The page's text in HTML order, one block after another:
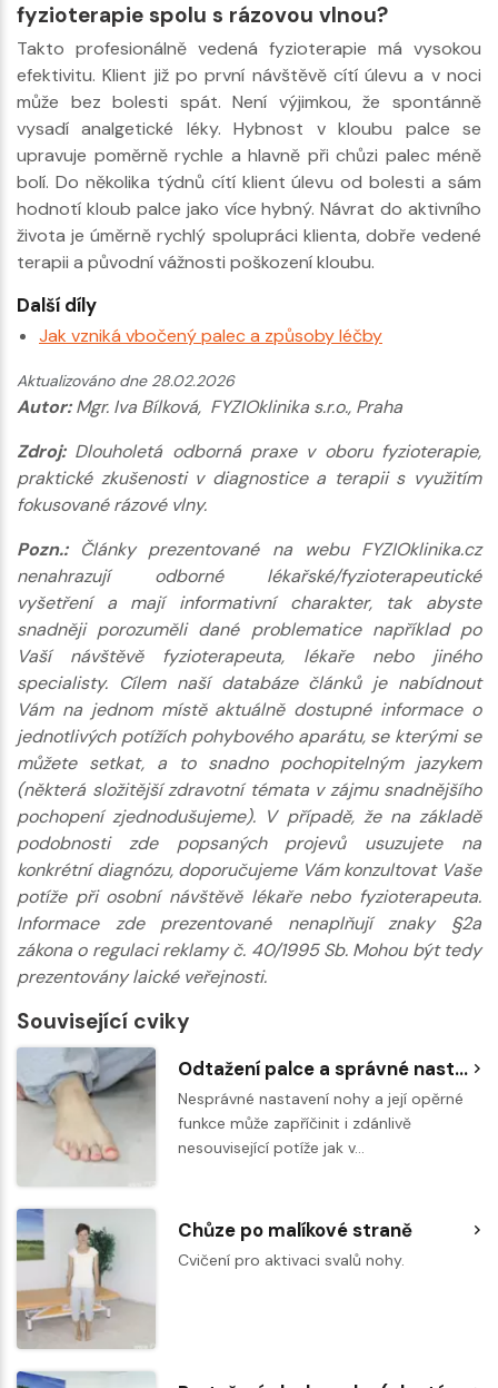
fyzioterapie spolu s rázovou vlnou?
Takto profesionálně vedená fyzioterapie má vysokou
efektivitu. Klient již po první návštěvě cítí úlevu a v noci
může bez bolesti spát. Není výjimkou, že spontánně
vysadí analgetické léky. Hybnost v kloubu palce se
upravuje poměrně rychle a hlavně při chůzi palec méně
bolí. Do několika týdnů cítí klient úlevu od bolesti a sám
hodnotí kloub palce jako více hybný. Návrat do aktivního
života je úměrně rychlý spolupráci klienta, dobře vedené
terapii a původní vážnosti poškození kloubu.
Další díly
Jak vzniká vbočený palec a způsoby léčby
Aktualizováno dne 28.02.2026
Autor:Mgr. Iva Bílková, FYZIOklinika s.r.o., Praha
Zdroj:Dlouholetá odborná praxe v oboru fyzioterapie,
praktické zkušenosti v diagnostice a terapii s využitím
fokusované rázové vlny.
Pozn.:Články prezentované na webu FYZIOklinika.cz
nenahrazují odborné lékařské/fyzioterapeutické
vyšetření a mají informativní charakter, tak abyste
snadněji porozuměli dané problematice například po
Vaší návštěvě fyzioterapeuta, lékaře nebo jiného
specialisty. Cílem naší databáze článků je nabídnout
Vám na jednom místě aktuálně dostupné informace o
jednotlivých potížích pohybového aparátu, se kterými se
můžete setkat, a to snadno pochopitelným jazykem
(některá složitější zdravotní témata v zájmu snadnějšího
pochopení zjednodušujeme). V případě, že na základě
podobnosti zde popsaných projevů usuzujete na
konkrétní diagnózu, doporučujeme Vám konzultovat Vaše
potíže při osobní návštěvě lékaře nebo fyzioterapeuta.
Informace zde prezentované nenaplňují znaky §2a
zákona o regulaci reklamy č. 40/1995 Sb. Mohou být tedy
prezentovány laické veřejnosti.
Související cviky
Odtažení palce a správné nastavení podélné a příčné klenby nohy
Nesprávné nastavení nohy a její opěrné
funkce může zapříčinit i zdánlivě
nesouvisející potíže jak v…
Chůze po malíkové straně
Cvičení pro aktivaci svalů nohy.